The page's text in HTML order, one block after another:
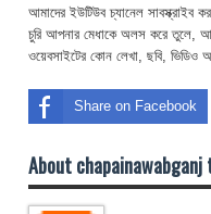
আমাদের ইউটিউব চ্যানেল
চুরি আপনার মেধাকে অলস করে তুলে,
ওয়েবসাইটের কোন লেখা, ছবি, ভিডিও
Share on Facebook
About chapainawabganj